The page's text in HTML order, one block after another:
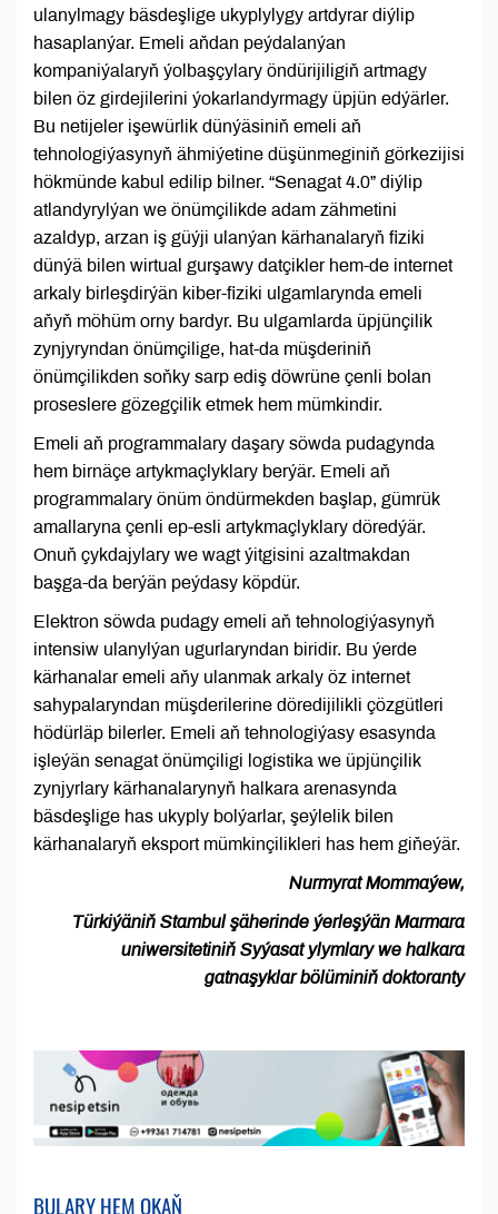
ulanylmagy bäsdeşlige ukyplylygy artdyrar diýlip
hasaplanýar. Emeli aňdan peýdalanýan
kompaniýalaryň ýolbaşçylary öndürijiligiň artmagy
bilen öz girdejilerini ýokarlandyrmagy üpjün edýärler.
Bu netijeler işewürlik dünýäsiniň emeli aň
tehnologiýasynyň ähmiýetine düşünmeginiň görkezijisi
hökmünde kabul edilip bilner. “Senagat 4.0” diýlip
atlandyrylýan we önümçilikde adam zähmetini
azaldyp, arzan iş güýji ulanýan kärhanalaryň fiziki
dünýä bilen wirtual gurşawy datçikler hem-de internet
arkaly birleşdirýän kiber-fiziki ulgamlarynda emeli
aňyň möhüm orny bardyr. Bu ulgamlarda üpjünçilik
zynjyryndan önümçilige, hat-da müşderiniň
önümçilikden soňky sarp ediş döwrüne çenli bolan
proseslere gözegçilik etmek hem mümkindir.
Emeli aň programmalary daşary söwda pudagynda
hem birnäçe artykmaçlyklary berýär. Emeli aň
programmalary önüm öndürmekden başlap, gümrük
amallaryna çenli ep-esli artykmaçlyklary döredýär.
Onuň çykdajylary we wagt ýitgisini azaltmakdan
başga-da berýän peýdasy köpdür.
Elektron söwda pudagy emeli aň tehnologiýasynyň
intensiw ulanylýan ugurlaryndan biridir. Bu ýerde
kärhanalar emeli aňy ulanmak arkaly öz internet
sahypalaryndan müşderilerine döredijilikli çözgütleri
hödürläp bilerler. Emeli aň tehnologiýasy esasynda
işleýän senagat önümçiligi logistika we üpjünçilik
zynjyrlary kärhanalarynyň halkara arenasynda
bäsdeşlige has ukyply bolýarlar, şeýlelik bilen
kärhanalaryň eksport mümkinçilikleri has hem giňeýär.
Nurmyrat Mommaýew,
Türkiýäniň Stambul şäherinde ýerleşýän Marmara
uniwersitetiniň Syýasat ylymlary we halkara
gatnaşyklar bölüminiň doktoranty
BULARY HEM OKAŇ